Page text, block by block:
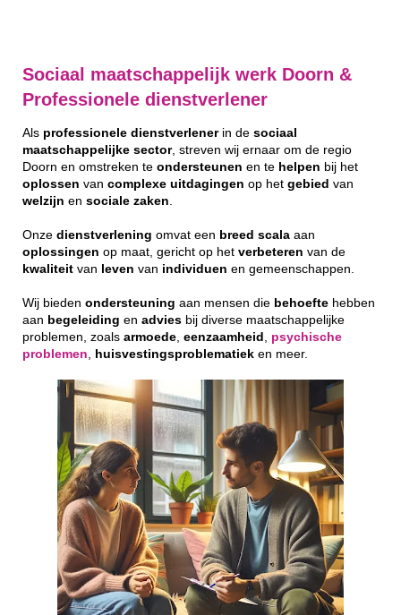
Sociaal maatschappelijk werk Doorn &
Professionele dienstverlener
Als professionele dienstverlenerin de sociaal
maatschappelijke sector, streven wij ernaar om de regio
Doorn en omstreken te ondersteunen en te helpen bij het
oplossen van complexe uitdagingen op het gebied van
welzijn en sociale zaken
Onze dienstverlening omvat een breed scala aan
oplossingen op maat, gericht op het verbeteren van de
kwaliteit van leven van individuen en gemeenschappen.
Wij bieden ondersteuning aan mensen die behoefte hebben
aan begeleiding en advies bij diverse maatschappelijke
problemen, zoals armoede eenzaamheid
psychische
problemen
huisvestingsproblematiek en meer.